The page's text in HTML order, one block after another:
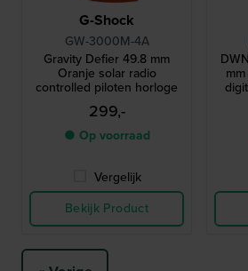
G-Shock
GW-3000M-4A
Gravity Defier 49.8 mm
Oranje solar radio
controlled piloten horloge
299,-
● Op voorraad
Vergelijk
Bekijk Product